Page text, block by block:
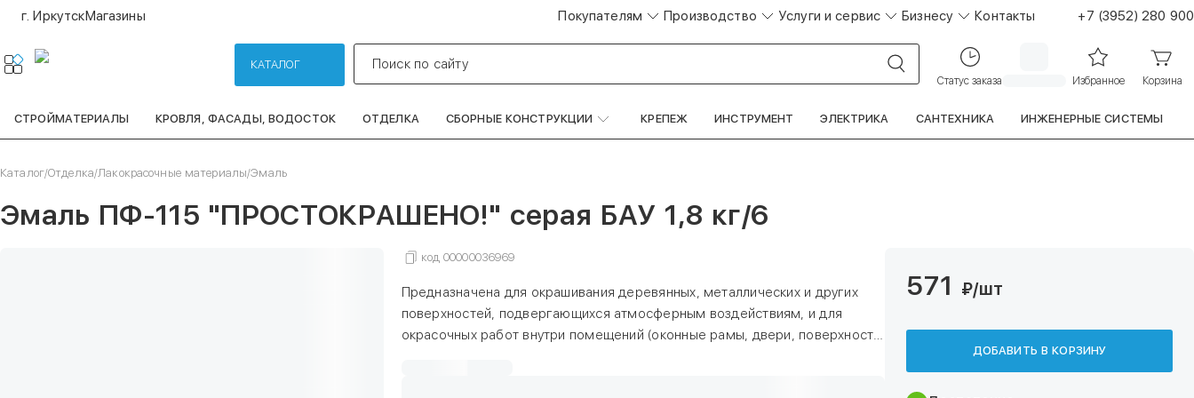
г. ИркутскМагазины Покупателям Производство Услуги и сервис Бизнесу Контакты +7 (3952) 280 900
КАТАЛОГ Поиск по сайту
Статус заказа Избранное Корзина
СТРОЙМАТЕРИАЛЫ КРОВЛЯ, ФАСАДЫ, ВОДОСТОК ОТДЕЛКА СБОРНЫЕ КОНСТРУКЦИИ КРЕПЕЖ ИНСТРУМЕНТ ЭЛЕКТРИКА САНТЕХНИКА ИНЖЕНЕРНЫЕ СИСТЕМЫ
Каталог/Отделка/Лакокрасочные материалы/Эмаль
Эмаль ПФ-115 "ПРОСТОКРАШЕНО!" серая БАУ 1,8 кг/6
код00000036969
Предназначена для окрашивания деревянных, металлических и других
поверхностей, подвергающихся атмосферным воздействиям, и для
окрасочных работ внутри помещений (оконные рамы, двери, поверхности
571 ₽/шт
ДОБАВИТЬ В КОРЗИНУ